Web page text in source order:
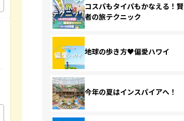
コスパもタイパもかなえる！賢
者の旅テクニック
地球の歩き方♥偏愛ハワイ
今年の夏はインスパイアへ！